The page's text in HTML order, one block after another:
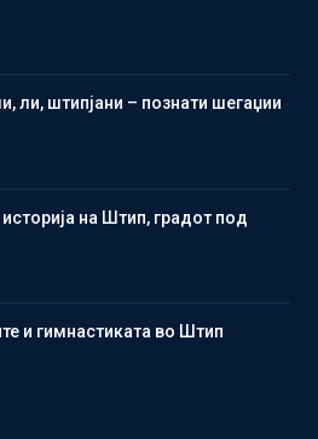
ли, штипјани – познати шегаџии
на Штип, градот под
и гимнастиката во Штип